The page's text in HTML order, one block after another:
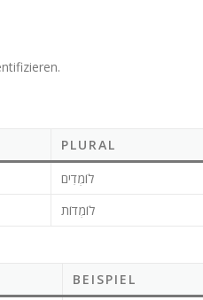
PLURAL
לוֹמְדִים
לוֹמְדוֹת
BEISPIEL